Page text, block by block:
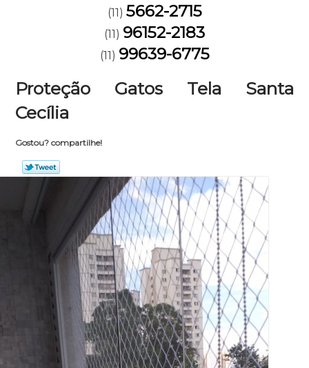
(11) 5662-2715
(11) 96152-2183
(11) 99639-6775
Proteção Gatos Tela Santa
Cecília
Gostou? compartilhe!